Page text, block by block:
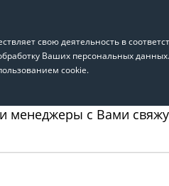
свою деятельность в
Ваших персональных
cookie.
менеджеры с Вами